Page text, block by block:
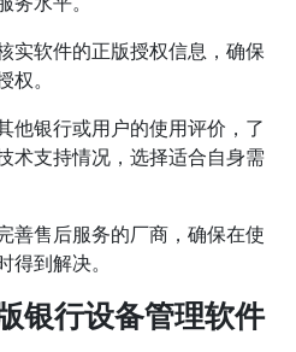
实软件的正版授权信息，确保
。
他银行或用户的使用评价，了
术支持情况，选择适合自身需
善售后服务的厂商，确保在使
到解决。
银行设备管理软件